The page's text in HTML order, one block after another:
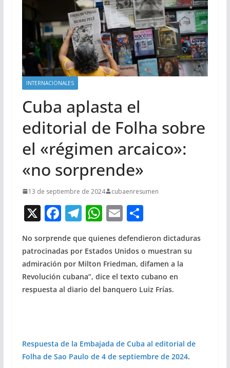
INTERNACIONALES
Cuba aplasta el
editorial de Folha sobre
el «régimen arcaico»:
«no sorprende»
13 de septiembre de 2024 cubaenresumen
X F
ac
e
b
o
o
T
e
gr
a
m
W
at
s
A
p
E
m
ai
l
C
o
m
p
ar
ti
No sorprende que quienes defendieron dictaduras
patrocinadas por Estados Unidos o muestran su
admiración por Milton Friedman, difamen a la
Revolución cubana”, dice el texto cubano en
respuesta al diario del banquero Luiz Frías.
Respuesta de la Embajada de Cuba al editorial de
Folha de Sao Paulo de 4 de septiembre de 2024.